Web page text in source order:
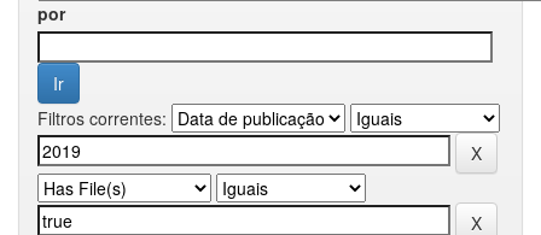
por
Filtros correntes: